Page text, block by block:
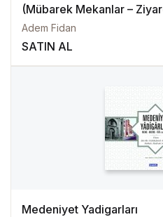
(Mübarek Mekanlar –
Adem Fidan
SATIN AL
Medeniyet Yadigarları